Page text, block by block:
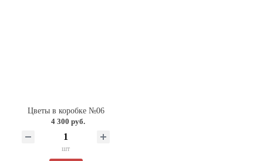
Цветы в коробке №06
4 300 руб.
шт